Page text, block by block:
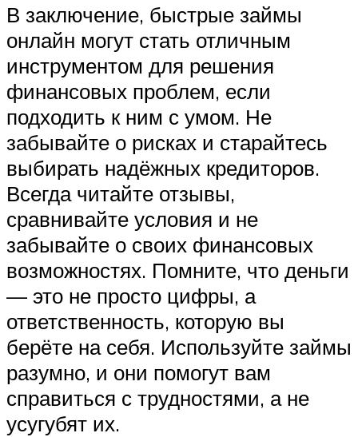
В заключение, быстрые займы
онлайн могут стать отличным
инструментом для решения
финансовых проблем, если
подходить к ним с умом. Не
забывайте о рисках и старайтесь
выбирать надёжных кредиторов.
Всегда читайте отзывы,
сравнивайте условия и не
забывайте о своих финансовых
возможностях. Помните, что деньги
— это не просто цифры, а
ответственность, которую вы
берёте на себя. Используйте займы
разумно, и они помогут вам
справиться с трудностями, а не
усугубят их.